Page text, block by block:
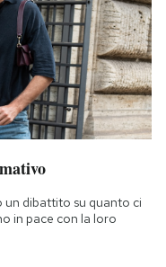
un dibattito su quanto ci
in pace con la loro